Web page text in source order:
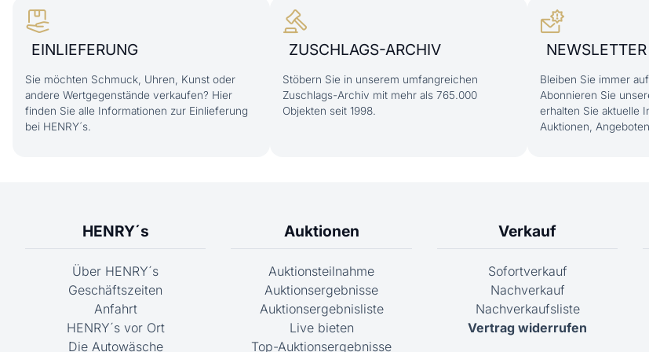
EINLIEFERUNG
Sie möchten Schmuck, Uhren, Kunst oder
andere Wertgegenstände verkaufen? Hier
finden Sie alle Informationen zur Einlieferung
bei HENRY´s.
ZUSCHLAGS-ARCHIV
Stöbern Sie in unserem umfangreichen
Zuschlags-Archiv mit mehr als 765.000
Objekten seit 1998.
NEWSLETTER
Bleiben Sie immer
Abonnieren Sie
erhalten Sie aktuelle
Auktionen,
HENRY´s
Über HENRY´s
Geschäftszeiten
Anfahrt
HENRY´s vor Ort
Die Autowäsche
Auktionen
Auktionsteilnahme
Auktionsergebnisse
Auktionsergebnisliste
Live bieten
Top-Auktionsergebnisse
Verkauf
Sofortverkauf
Nachverkauf
Nachverkaufsliste
Vertrag widerrufen